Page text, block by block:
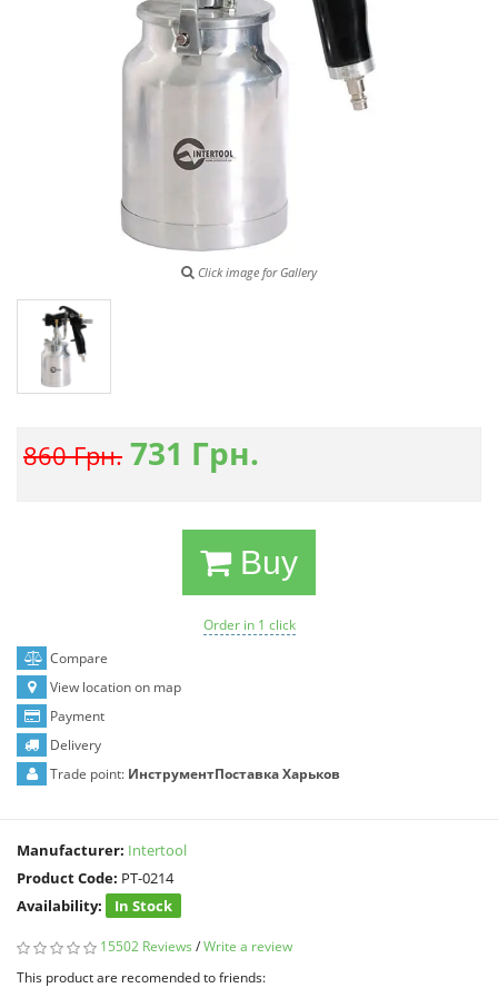
Click image for Gallery
860 Грн. 731 Грн.
Buy
Order in 1 click
Compare
View location on map
Payment
Delivery
Trade point: ИнструментПоставка Харьков
Manufacturer: Intertool
Product Code: PT-0214
Availability:
In Stock
15502 Reviews /Write a review
This product are recomended to friends: